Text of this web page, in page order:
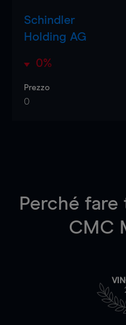
Schindler
Holding AG
0%
Prezzo
0
Perché fare
CMC